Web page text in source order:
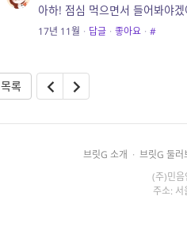
아하! 점심 먹으면서 들어봐야겠
17년 11월 · 답글 · 좋아요 · #
목록
브릿G 소개 · 브릿G 둘러
(주)민음
주소: